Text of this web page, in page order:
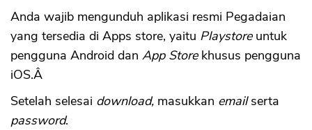
Anda wajib mengunduh aplikasi resmi Pegadaian
yang tersedia di Apps store, yaitu Playstoreuntuk
pengguna Android dan App Storekhusus pengguna
iOS.Â
Setelah selesai download, masukkan emailserta
password.